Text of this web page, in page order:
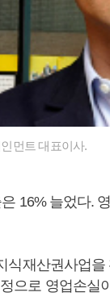
먼트 대표이사.
16% 늘었다.
식재산권사업
으로 영업손실